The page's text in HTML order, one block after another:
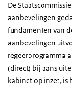
De
aanbevelingen
fundamenten van
aanbevelingen
regeerprogramma
(direct) bij
kabinet op inzet, is